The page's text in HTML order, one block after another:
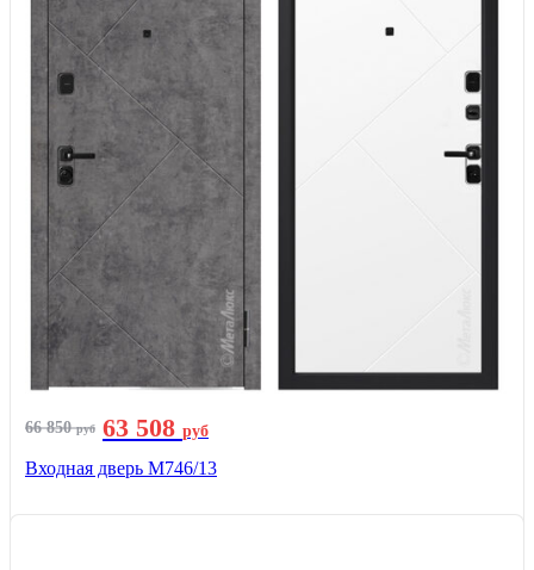
66 850руб 63 508 руб
Входная дверь М746/13